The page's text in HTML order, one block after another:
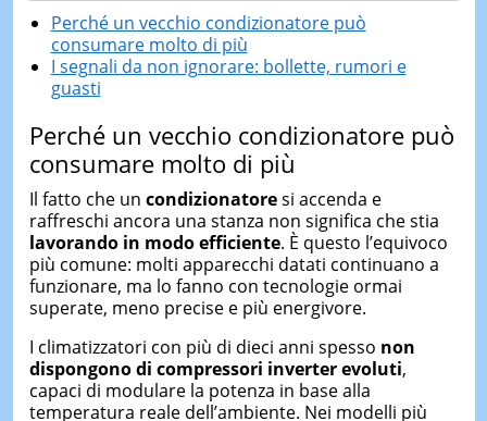
Perché un vecchio condizionatore può
consumare molto di più
I segnali da non ignorare: bollette, rumori e
guasti
Perché un vecchio condizionatore può
consumare molto di più
Il fatto che un condizionatoresi accenda e
raffreschi ancora una stanza non significa che stia
lavorando in modo efficiente. È questo l’equivoco
più comune: molti apparecchi datati continuano a
funzionare, ma lo fanno con tecnologie ormai
superate, meno precise e più energivore.
I climatizzatori con più di dieci anni spesso non
dispongono di compressori inverter evoluti,
capaci di modulare la potenza in base alla
temperatura reale dell’ambiente. Nei modelli più